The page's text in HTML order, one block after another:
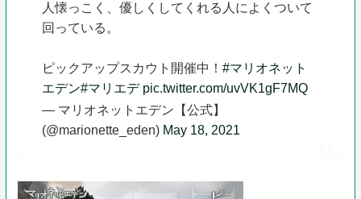
人懐っこく、優しくしてくれる人によくついて
回っている。
ピックアップスカウト開催中！#マリオネット
エデン#マリエデ pic.twitter.com/uvVK1gF7MQ
— マリオネットエデン【公式】
(@marionette_eden) May 18, 2021